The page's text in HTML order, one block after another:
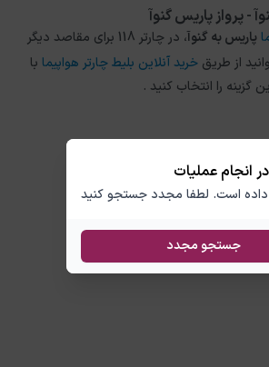
انجام عملیات
است. لطفا مجدد جستجو کنید
جستجو مجدد
- پرواز پاریس گنوآ
پاریسبه گنوآ
، در چارتر 118 برای مقاصد دیگر
از طریق خرید آنلاین بلیط چارتر هواپیما با
گزینه را انتخاب کنید .